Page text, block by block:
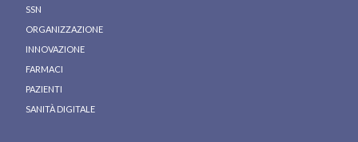
SSN
ORGANIZZAZIONE
INNOVAZIONE
FARMACI
PAZIENTI
SANITÀ DIGITALE